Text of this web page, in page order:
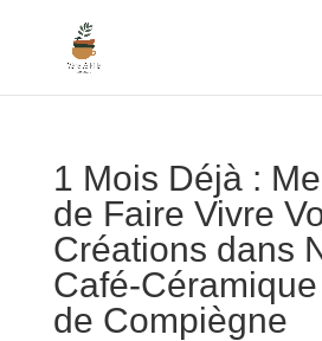
1 Mois Déjà :
de Faire Vivre
Créations dans
Café-
de Compiègne